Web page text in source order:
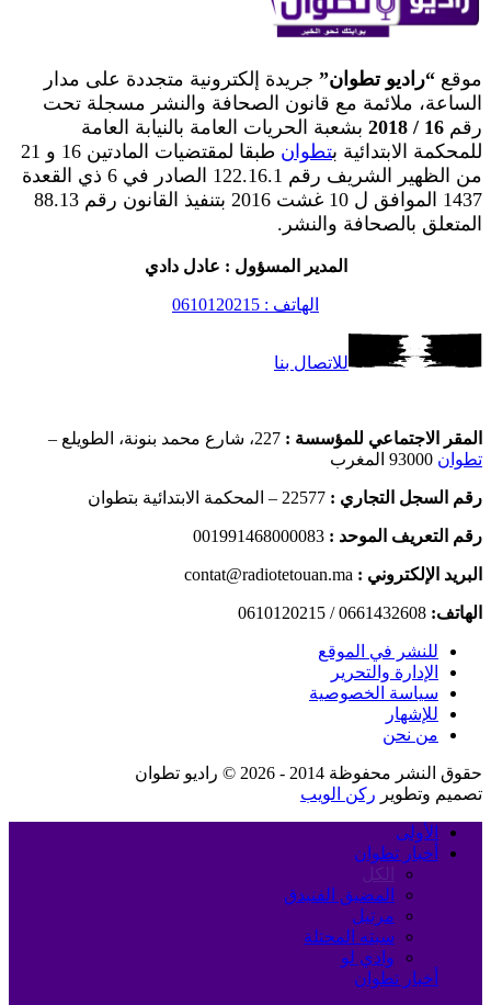
موقع “راديو تطوان” جريدة إلكترونية متجددة على مدار
الساعة، ملائمة مع قانون الصحافة والنشر مسجلة تحت
رقم 16 / 2018
بشعبة الحريات العامة بالنيابة العامة
للمحكمة الابتدائية بتطوان
طبقا لمقتضيات المادتين 16 و 21
من الظهير الشريف رقم 122.16.1 الصادر في 6 ذي القعدة
1437 الموافق ل 10 غشت 2016 بتنفيذ القانون رقم 88.13
المتعلق بالصحافة والنشر.
المدير المسؤول : عادل دادي
الهاتف : 0610120215
للاتصال بنا
المقر الاجتماعي للمؤسسة : 227، شارع محمد بنونة، الطويلع –
تطوان
رقم السجل التجاري : 22577 – المحكمة الابتدائية بتطوان
رقم التعريف الموحد : 001991468000083
البريد الإلكتروني : contat@radiotetouan.ma
الهاتف: 0661432608 / 0610120215
للنشر في الموقع
الإدارة والتحرير
سياسة الخصوصية
للإشهار
من نحن
حقوق النشر محفوظة 2014 - 2026 © راديو تطوان
تصميم وتطوير ركن الويب
الأولى
أخبار تطوان
الكل
المضيق الفنيدق
مرتيل
سبته المحتلة
وادي لو
أخبار تطوان